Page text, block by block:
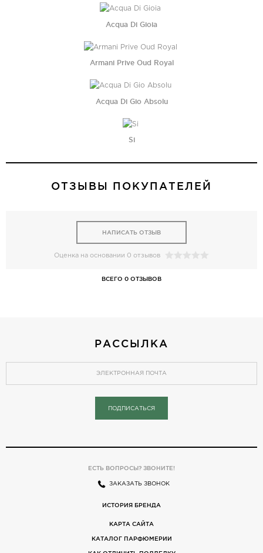
Acqua Di Gioia
Armani Prive Oud Royal
Acqua Di Gio Absolu
Si
ОТЗЫВЫ ПОКУПАТЕЛЕЙ
НАПИСАТЬ ОТЗЫВ
Оценка на основании 0 отзывов
ВСЕГО 0 ОТЗЫВОВ
РАССЫЛКА
ПОДПИСАТЬСЯ
ЕСТЬ ВОПРОСЫ? ЗВОНИТЕ!
ЗАКАЗАТЬ ЗВОНОК
ИСТОРИЯ БРЕНДА
КАРТА САЙТА
КАТАЛОГ ПАРФЮМЕРИИ